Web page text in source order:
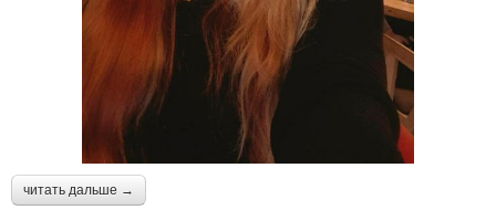
читать дальше →